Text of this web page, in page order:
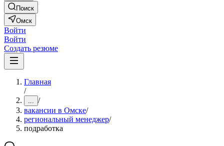
Поиск
Омск
Войти
Войти
Создать резюме
Главная
/
... /
вакансии в Омске/
региональный менеджер/
подработка